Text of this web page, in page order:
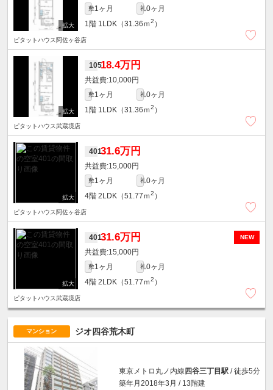
敷1ヶ月 礼0ヶ月
1階 1LDK（31.36ｍ2 ）
ピタットハウス阿佐ヶ谷店
10518.4万円
10,000円
敷1ヶ月 礼0ヶ月
1階 1LDK（31.36ｍ2 ）
ピタットハウス武蔵境店
40131.6万円
15,000円
敷1ヶ月 礼0ヶ月
4階 2LDK（51.77ｍ2 ）
ピタットハウス阿佐ヶ谷店
NEW
40131.6万円
15,000円
敷1ヶ月 礼0ヶ月
4階 2LDK（51.77ｍ2 ）
ピタットハウス武蔵境店
マンション ジオ四谷荒木町
東京メトロ丸ノ内線 四谷三丁目駅 / 徒歩5分
築年月2018年3月 / 13階建